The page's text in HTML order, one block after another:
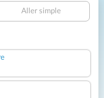
Aller simple